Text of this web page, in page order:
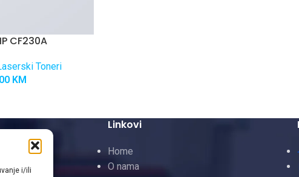
i/ili
CF230A
Toneri
KM
Toneri
Linkovi
Home
O nama